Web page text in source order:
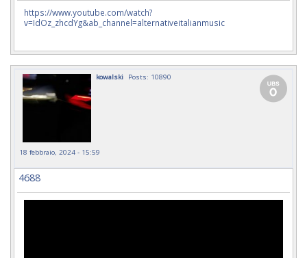
https://www.youtube.com/watch?
v=IdOz_zhcdYg&ab_channel=alternativeitalianmusic
kowalski Posts: 10890
18 febbraio, 2024 - 15:59
4688